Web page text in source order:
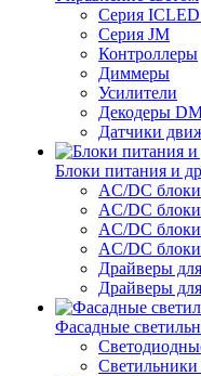
Серия ICLED
Серия JM
Контроллеры
Диммеры
Усилители
Декодеры
Датчики
Блоки питания и
AC/DC
AC/DC
AC/DC
AC/DC
Драйверы
Драйверы
Фасадные
Светильники